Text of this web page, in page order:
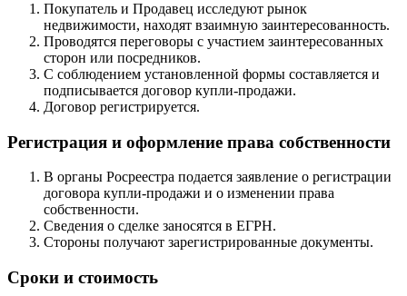
Покупатель и Продавец исследуют рынок
недвижимости, находят взаимную заинтересованность.
Проводятся переговоры с участием заинтересованных
сторон или посредников.
С соблюдением установленной формы составляется и
подписывается договор купли-продажи.
Договор регистрируется.
Регистрация и оформление права собственности
В органы Росреестра подается заявление о регистрации
договора купли-продажи и о изменении права
собственности.
Сведения о сделке заносятся в ЕГРН.
Стороны получают зарегистрированные документы.
Сроки и стоимость